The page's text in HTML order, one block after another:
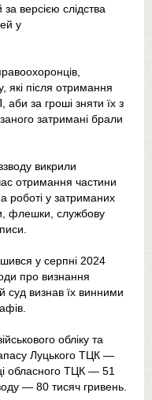
версією слідства
у
які після отримання
аби за гроші зняти їх з
затримані брали
викрили
отримання частини
роботі у затриманих
флешки, службову
у серпні 2024
про визнання
суд визнав їх винними
обліку та
Луцького ТЦК —
обласного ТЦК — 51
— 80 тисяч гривень.